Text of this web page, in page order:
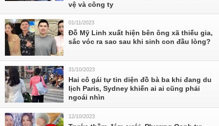
vệ và công ty
01/11/2023
Đỗ Mỹ Linh xuất hiện bên ông xã thiếu gia,
sắc vóc ra sao sau khi sinh con đầu lòng?
31/10/2023
Hai cô gái tự tin diện đồ bà ba khi đang du
lịch Paris, Sydney khiến ai ai cũng phải
ngoái nhìn
12/10/2023